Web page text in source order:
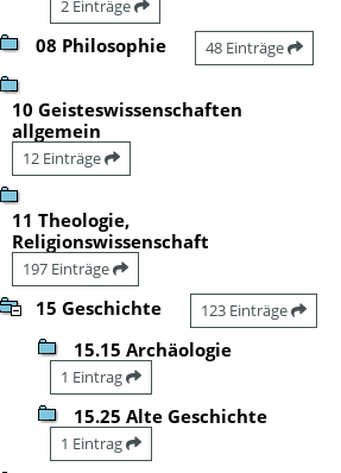
2 Einträge
08 Philosophie 48 Einträge
10 Geisteswissenschaften
allgemein
12 Einträge
11 Theologie,
Religionswissenschaft
197 Einträge
15 Geschichte 123 Einträge
15.15 Archäologie
1 Eintrag
15.25 Alte Geschichte
1 Eintrag